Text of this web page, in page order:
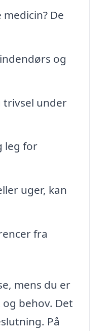
De
og
trivsel under
leg for
uger, kan
fra
mens du er
behov. Det
På